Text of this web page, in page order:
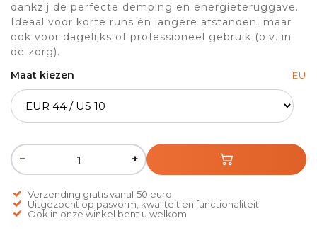
dankzij de perfecte demping en energieteruggave.
Ideaal voor korte runs én langere afstanden, maar
ook voor dagelijks of professioneel gebruik (b.v. in
de zorg).
Maat kiezen
EU
− +
Verzending gratis vanaf 50 euro
Uitgezocht op pasvorm, kwaliteit en functionaliteit
Ook in onze winkel bent u welkom